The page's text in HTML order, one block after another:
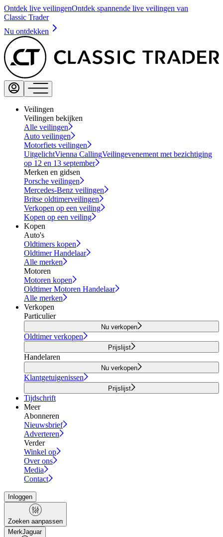
Ontdek live veilingenOntdek spannende live veilingen van
Classic Trader
Nu ontdekken
Veilingen
Veilingen bekijken
Alle veilingen
Auto veilingen
Motorfiets veilingen
UitgelichtVienna CallingVeilingevenement met bezichtiging
op 12 en 13 september
Merken en gidsen
Porsche veilingen
Mercedes-Benz veilingen
Britse oldtimerveilingen
Verkopen op een veiling
Kopen op een veiling
Kopen
Auto's
Oldtimers kopen
Oldtimer Handelaar
Alle merken
Motoren
Motoren kopen
Oldtimer Motoren Handelaar
Alle merken
Verkopen
Particulier
Nu verkopen
Oldtimer verkopen
Prijslijst
Handelaren
Nu verkopen
Klantgetuigenissen
Prijslijst
Tijdschrift
Meer
Abonneren
Nieuwsbrief
Adverteren
Verder
Winkel op
Over ons
Media
Contact
Inloggen
Zoeken aanpassen
MerkJaguar